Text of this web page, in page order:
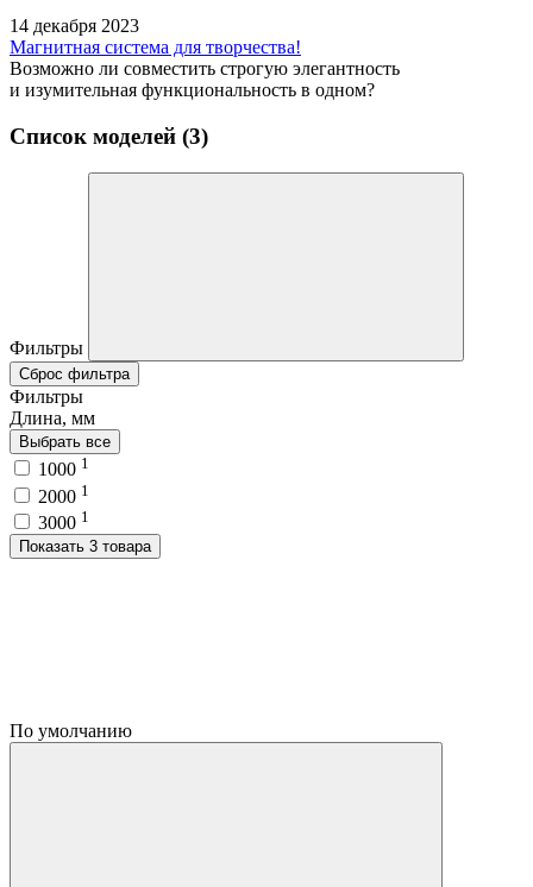
14 декабря 2023
Магнитная система для творчества!
Возможно ли совместить строгую элегантность
и изумительная функциональность в одном?
Список моделей (3)
Фильтры
Сброс фильтра
Фильтры
Длина, мм
Выбрать все
1000 1
2000 1
3000 1
Показать 3 товара
По умолчанию